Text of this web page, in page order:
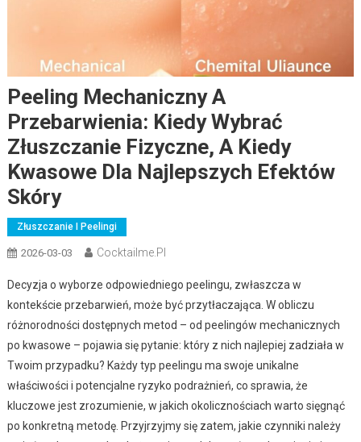
Peeling Mechaniczny A
Przebarwienia: Kiedy Wybrać
Złuszczanie Fizyczne, A Kiedy
Kwasowe Dla Najlepszych Efektów
Skóry
Złuszczanie I Peelingi
2026-03-03 Cocktailme.pl
Decyzja o wyborze odpowiedniego peelingu, zwłaszcza w
kontekście przebarwień, może być przytłaczająca. W obliczu
różnorodności dostępnych metod – od peelingów mechanicznych
po kwasowe – pojawia się pytanie: który z nich najlepiej zadziała w
Twoim przypadku? Każdy typ peelingu ma swoje unikalne
właściwości i potencjalne ryzyko podrażnień, co sprawia, że
kluczowe jest zrozumienie, w jakich okolicznościach warto sięgnąć
po konkretną metodę. Przyjrzyjmy się zatem, jakie czynniki należy